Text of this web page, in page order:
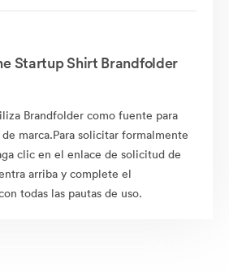
Startup Shirt Brandfolder
Brandfolder como fuente para
marca.Para solicitar formalmente
clic en el enlace de solicitud de
arriba y complete el
todas las pautas de uso.